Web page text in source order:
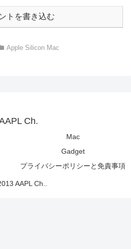
トを書き込む
Apple Silicon Mac
Ch.
Mac
Gadget
プライバシーポリシーと免責事項
AAPL Ch..